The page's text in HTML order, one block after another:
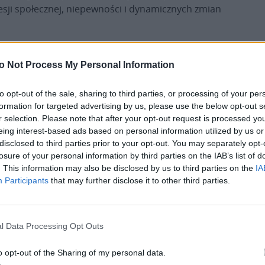
Not Process My Personal Information
opt-out of the sale, sharing to third parties, or processing of your
for targeted advertising by us, please use the below opt-out
selection. Please note that after your opt-out request is processed
interest-based ads based on personal information utilized by us
to third parties prior to your opt-out. You may separately
of your personal information by third parties on the IAB’s list of
This information may also be disclosed by us to third parties on the
Participants that may further disclose it to other third parties.
Data Processing Opt Outs
opt-out of the Sharing of my personal data.
społecznej, niepewności i dynamicznych zmian
nie tylko nauką o zachowaniach
godnością, relacjami społecznymi i potrzebą
potencjał badawczy oraz dydaktyczny
się obszarów nauki.
Wydziału Nauk o Zdrowiu. Decyzję tę
zdrowia, jak i rosnącym znaczeniem zdrowia
nauk o zdrowiu powinien uwzględniać nie tylko